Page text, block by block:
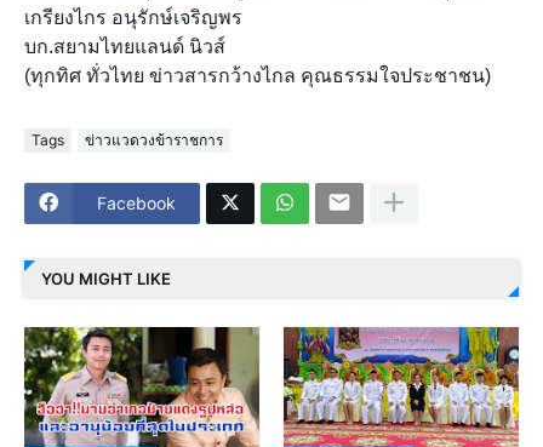
เกรียงไกร อนุรักษ์เจริญพร
บก.สยามไทยแลนด์ นิวส์
(ทุกทิศ ทั่วไทย ข่าวสารกว้างไกล คุณธรรมใจประชาชน)
Tags ข่าวแวดวงข้าราชการ
Facebook
YOU MIGHT LIKE